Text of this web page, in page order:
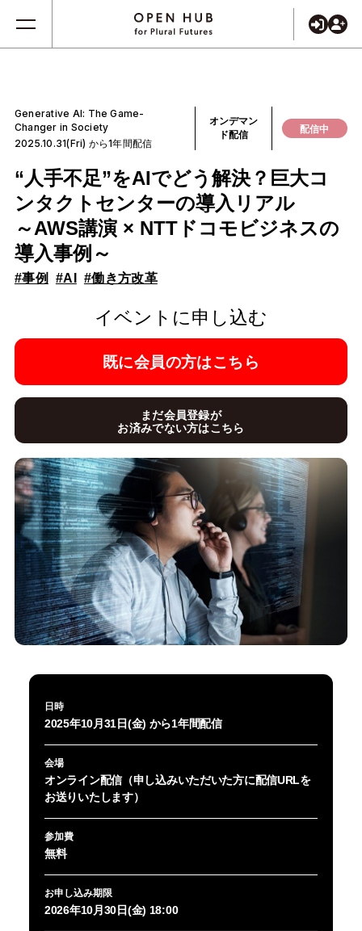
Generative AI: The Game-
Changer in Society
2025.10.31(Fri) から1年間配信
オンデマン
ド配信
配信中
“人手不足”をAIでどう解決？巨大コ
ンタクトセンターの導入リアル
～AWS講演 × NTTドコモビジネスの
導入事例～
#事例 #AI #働き方改革
イベントに申し込む
既に会員の方はこちら
まだ会員登録が
お済みでない方はこちら
日時
2025年10月31日(金) から1年間配信
会場
オンライン配信（申し込みいただいた方に配信URLを
お送りいたします）
参加費
無料
お申し込み期限
2026年10月30日(金) 18:00